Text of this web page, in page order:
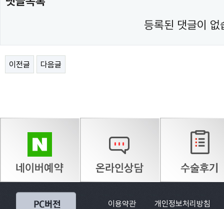
등록된 댓글이 없
이전글 다음글
이용약관 개인정보처리방침